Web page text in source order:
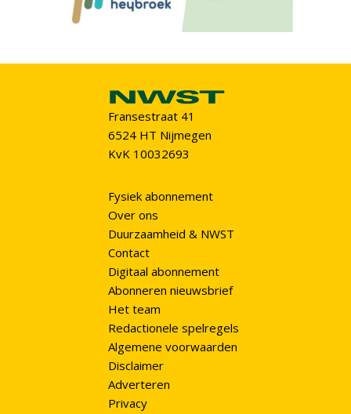
Fransestraat 41
6524 HT Nijmegen
KvK 10032693
Fysiek abonnement
Over ons
Duurzaamheid & NWST
Contact
Digitaal abonnement
Abonneren nieuwsbrief
Het team
Redactionele spelregels
Algemene voorwaarden
Disclaimer
Adverteren
Privacy